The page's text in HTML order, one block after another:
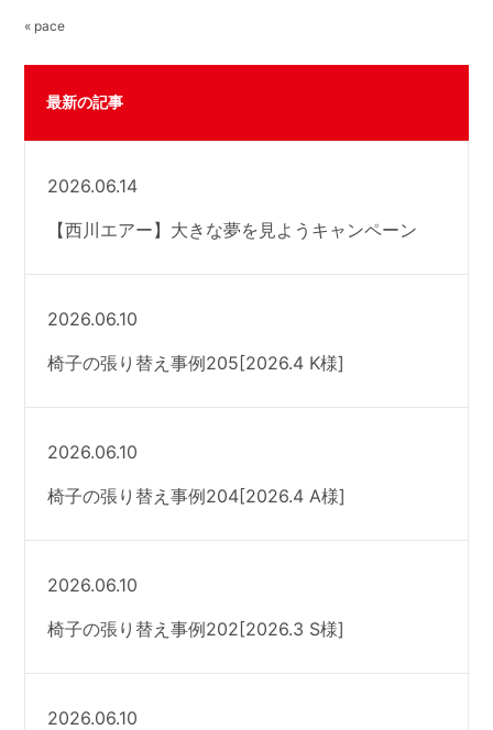
« pace
最新の記事
2026.06.14
【西川エアー】大きな夢を見ようキャンペーン
2026.06.10
椅子の張り替え事例205[2026.4 K様]
2026.06.10
椅子の張り替え事例204[2026.4 A様]
2026.06.10
椅子の張り替え事例202[2026.3 S様]
2026.06.10